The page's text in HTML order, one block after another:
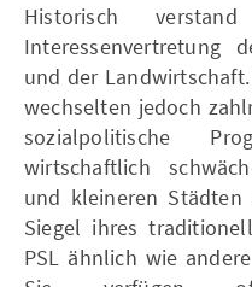
Historisch
Interessenvertretung
und der
wechselten jedoch
sozialpolitische
wirtschaftlich
und kleineren
Siegel ihres
PSL ähnlich wie